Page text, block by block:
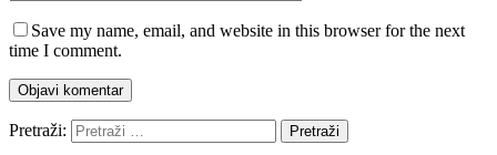
Save my name, email, and website in this browser for the next
time I comment.
Pretraži: